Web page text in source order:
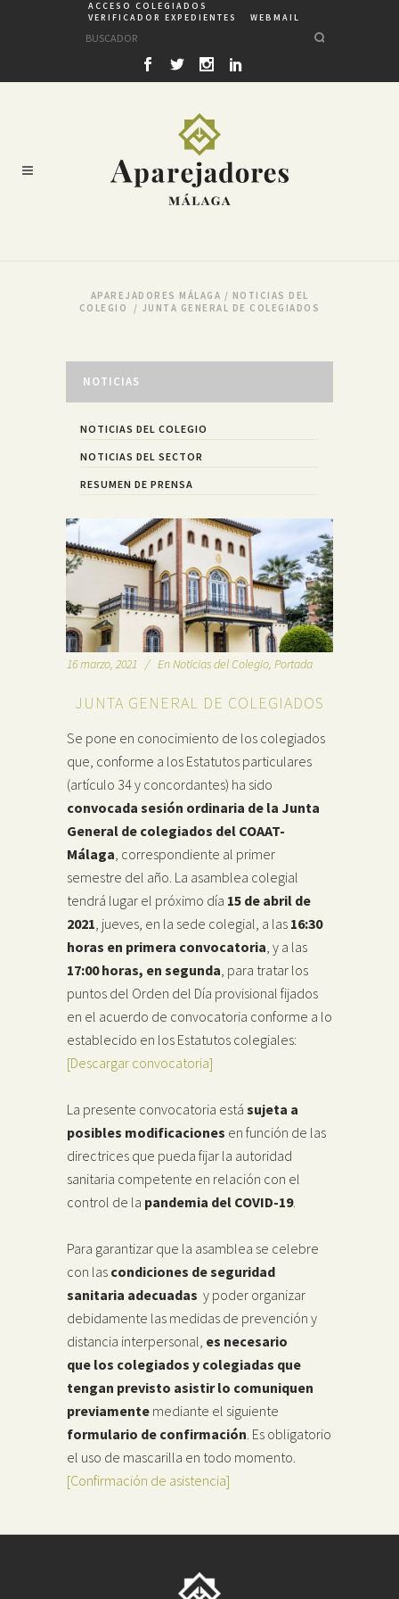
ACCESO COLEGIADOS
VERIFICADOR EXPEDIENTES
WEBMAIL
APAREJADORES MÁLAGA / NOTICIAS DEL
COLEGIO
/ JUNTA GENERAL DE COLEGIADOS
NOTICIAS
NOTICIAS DEL COLEGIO
NOTICIAS DEL SECTOR
RESUMEN DE PRENSA
16 marzo, 2021 EnNoticias del Colegio Portada
JUNTA GENERAL DE COLEGIADOS
Se pone en conocimiento de los colegiados
que, conforme a los Estatutos particulares
(artículo 34 y concordantes) ha sido
convocada sesión ordinaria de la Junta
General de colegiados del COAAT-
Málaga , correspondiente al primer
semestre del año. La asamblea colegial
tendrá lugar el próximo día 15 de abril de
2021 , jueves, en la sede colegial, a las 16:30
horas en primera convocatoria , y a las
17:00 horas, en segunda , para tratar los
puntos del Orden del Día provisional fijados
en el acuerdo de convocatoria conforme a lo
establecido en los Estatutos colegiales:
[Descargar convocatoria]
La presente convocatoria está sujeta a
posibles modificaciones en función de las
directrices que pueda fijar la autoridad
sanitaria competente en relación con el
control de la pandemia del COVID-19.
Para garantizar que la asamblea se celebre
con las condiciones de seguridad
sanitaria adecuadas y poder organizar
debidamente las medidas de prevención y
distancia interpersonal, es necesario
que los colegiados y colegiadas que
tengan previsto asistir lo comuniquen
previamente mediante el siguiente
formulario de confirmación . Es obligatorio
el uso de mascarilla en todo momento.
[Confirmación de asistencia]